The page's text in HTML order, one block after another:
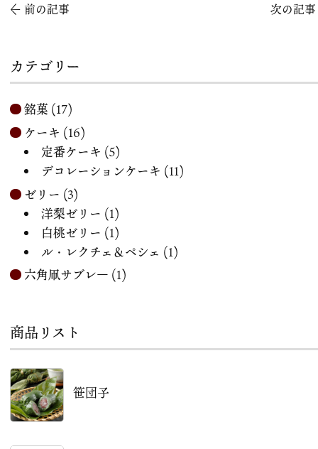
← 前の記事 次の記事
カテゴリー
銘菓 (17)
ケーキ (16)
定番ケーキ (5)
デコレーションケーキ (11)
ゼリー (3)
洋梨ゼリー (1)
白桃ゼリー (1)
ル・レクチェ＆ペシェ (1)
六角凧サブレ― (1)
商品リスト
笹団子